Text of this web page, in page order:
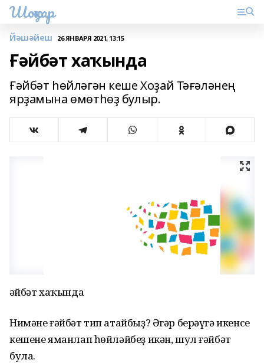
Шоңҡар
Йәшәйеш 26 ЯНВАРЯ 2021, 13:15
Ғәйбәт хаҡында
Ғәйбәт һөйләгән кеше Хоҙай Тәғәләнең
ярҙамына өмөтһөҙ булыр.
Ғәйбәт хаҡында
Нимәне ғәйбәт тип атайбыҙ? Әгәр берәүгә икенсе
кешене яманлап һөйләйбеҙ икән, шул ғәйбәт
була.